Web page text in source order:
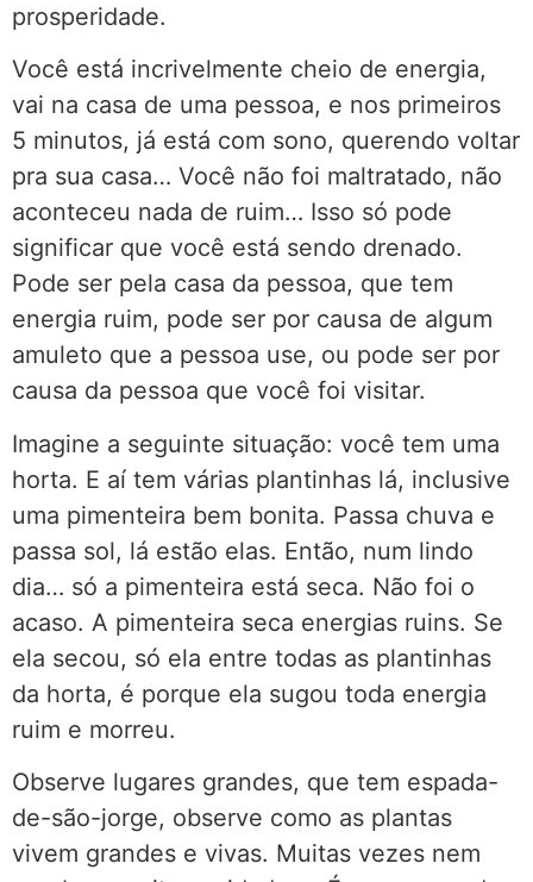
prosperidade.
Você está incrivelmente cheio de energia,
vai na casa de uma pessoa, e nos primeiros
5 minutos, já está com sono, querendo voltar
pra sua casa… Você não foi maltratado, não
aconteceu nada de ruim… Isso só pode
significar que você está sendo drenado.
Pode ser pela casa da pessoa, que tem
energia ruim, pode ser por causa de algum
amuleto que a pessoa use, ou pode ser por
causa da pessoa que você foi visitar.
Imagine a seguinte situação: você tem uma
horta. E aí tem várias plantinhas lá, inclusive
uma pimenteira bem bonita. Passa chuva e
passa sol, lá estão elas. Então, num lindo
dia… só a pimenteira está seca. Não foi o
acaso. A pimenteira seca energias ruins. Se
ela secou, só ela entre todas as plantinhas
da horta, é porque ela sugou toda energia
ruim e morreu.
Observe lugares grandes, que tem espada-
de-são-jorge, observe como as plantas
vivem grandes e vivas. Muitas vezes nem